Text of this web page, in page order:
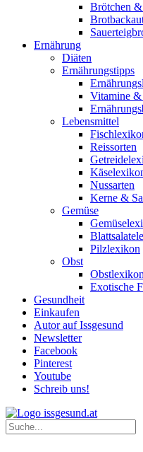
Brötchen
Ernährung
Diäten
Ernährungstipps
Vitamine
Lebensmittel
Reissorten
Nussarten
Kerne &
Gemüse
Pilzlexikon
Obst
Obstlexikon
Exotische
Gesundheit
Einkaufen
Autor auf Issgesund
Newsletter
Facebook
Pinterest
Youtube
Schreib uns!